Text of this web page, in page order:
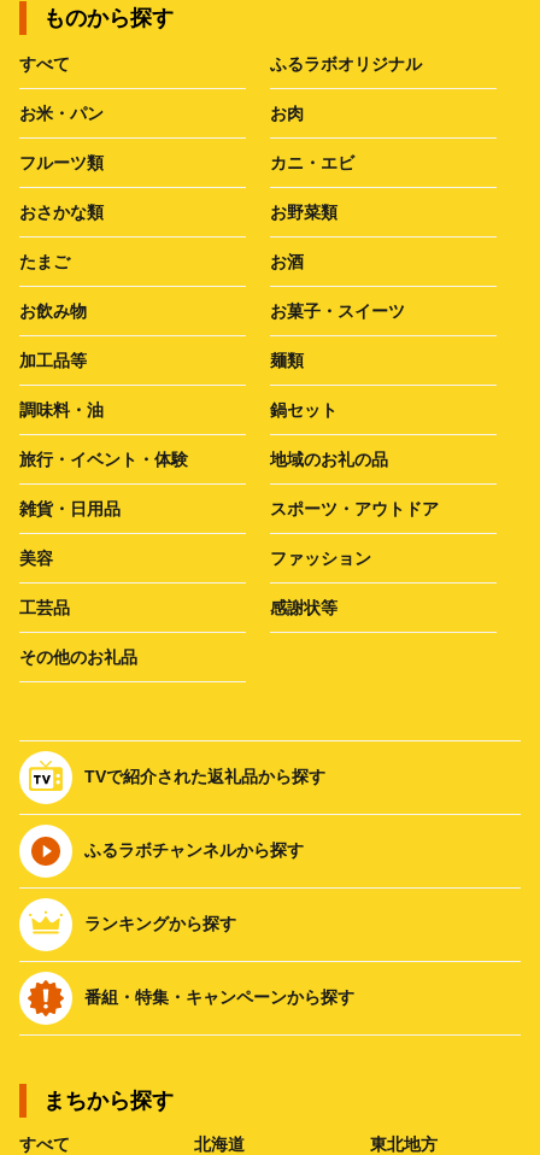
ものから探す
すべて ふるラボオリジナル
お米・パン お肉
フルーツ類 カニ・エビ
おさかな類 お野菜類
たまご お酒
お飲み物 お菓子・スイーツ
加工品等 麺類
調味料・油 鍋セット
旅行・イベント・体験 地域のお礼の品
雑貨・日用品 スポーツ・アウトドア
美容 ファッション
工芸品 感謝状等
その他のお礼品
TVで紹介された返礼品から探す
ふるラボチャンネルから探す
ランキングから探す
番組・特集・キャンペーンから探す
まちから探す
すべて 北海道 東北地方